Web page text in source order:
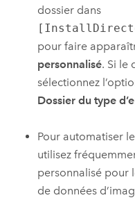
dossier dans
pour faire
personnalisé. Si le
sélectionnez
Dossier du type
Pour automatiser
utilisez
personnalisé pour
de données